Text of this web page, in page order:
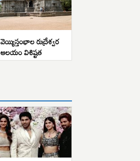
వెయ్యిస్తంభాల రుద్రేశ్వర
ఆలయం విశిష్టత